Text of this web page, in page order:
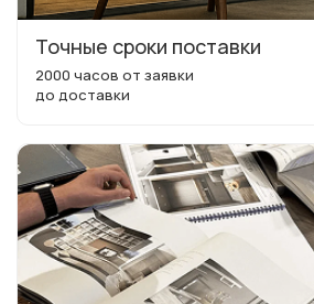
Точные сроки поставки
2000 часов от заявки
до доставки